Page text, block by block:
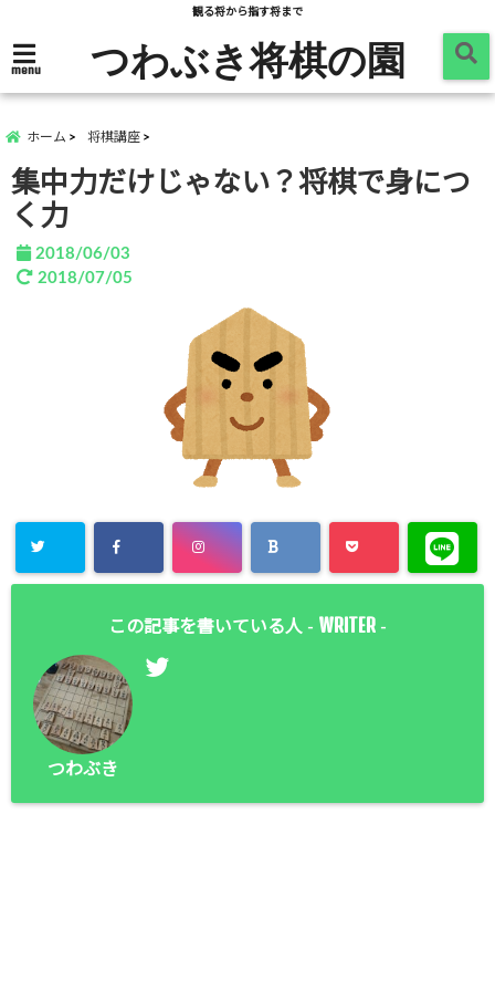
観る将から指す将まで
menu つわぶき将棋の園
ホーム 将棋講座
集中力だけじゃない？将棋で身につ
く力
2018/06/03
2018/07/05
この記事を書いている人 - WRITER -
つわぶき